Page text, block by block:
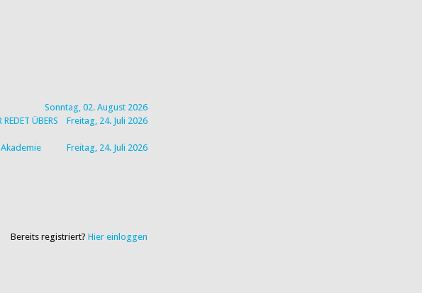
Sonntag, 02. August 2026
Freitag, 24. Juli 2026
ÜBERS
Freitag, 24. Juli 2026
Bereits registriert? Hier einloggen